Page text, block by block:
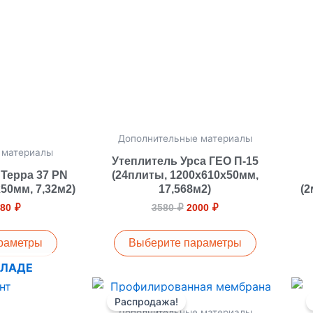
37 PN
7,32м2)
₽
Дополнительные материалы
Утеплитель Урса ГЕО П-15
(24плиты, 1200х610х50мм,
17,568м2)
3580₽ 2000 ₽
Выберите параметры
товара.
Распродажа!
Первоначальная
цена
Текущая
цена: